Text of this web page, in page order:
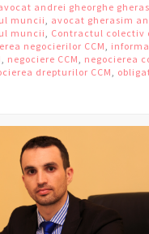
andrei gheorghe
muncii, avocat gherasim
muncii, Contractul colectiv
negocierilor CCM,
, negociere CCM, negocierea
drepturilor CCM,